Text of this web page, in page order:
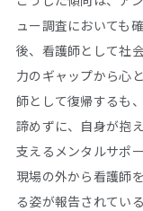
ュー調査においても
後、看護師として社
力のギャップから心
師として復帰するも
諦めずに、自身が抱
支えるメンタルサポ
現場の外から看護師
る姿が報告されている